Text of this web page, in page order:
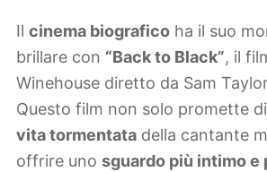
Il cinema biografico ha il suo
brillare con “Back to Black”, il
Winehouse diretto da Sam
Questo film non solo promette
vita tormentata della cantante
offrire uno sguardo più intimo e